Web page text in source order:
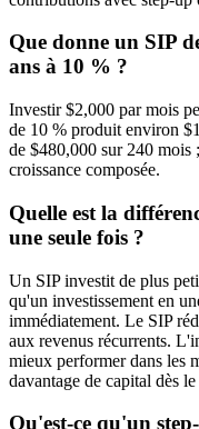
Que donne un SIP
ans à 10 % ?
Investir $2,000 par mois
de 10 % produit environ
de $480,000 sur 240 mois
croissance composée.
Quelle est la
une seule fois ?
Un SIP investit de plus
qu'un investissement en
immédiatement. Le SIP
aux revenus récurrents.
mieux performer dans les
davantage de capital dès le
Qu'est-ce qu'un